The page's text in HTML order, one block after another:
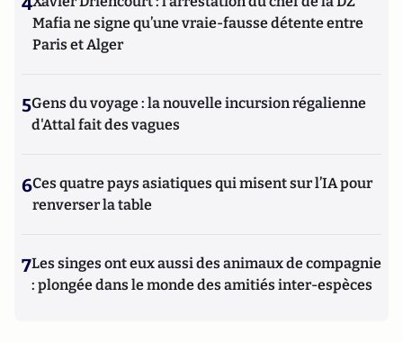
Mafia ne signe qu’une vraie-fausse détente entre
Paris et Alger
5Gens du voyage : la nouvelle incursion régalienne
d'Attal fait des vagues
6Ces quatre pays asiatiques qui misent sur l’IA pour
renverser la table
7Les singes ont eux aussi des animaux de compagnie
: plongée dans le monde des amitiés inter-espèces